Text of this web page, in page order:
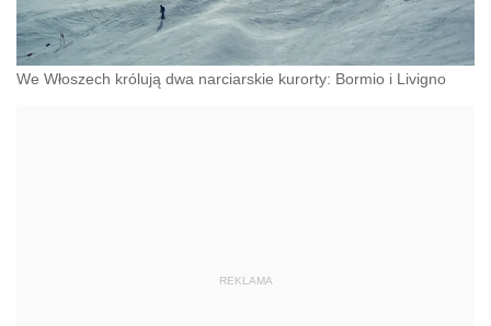
We Włoszech królują dwa narciarskie kurorty: Bormio i Livigno